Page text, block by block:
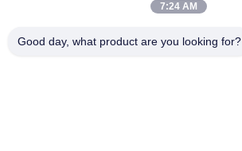
7:24 AM
Good day, what product are you looking for?